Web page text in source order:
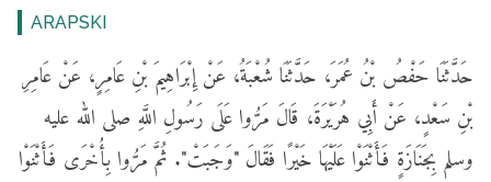
ARAPSKI
حَدَّثَنَا حَفْصُ بْنُ عُمَرَ، حَدَّثَنَا شُعْبَةُ، عَنْ إِبْرَاهِيمَ بْنِ عَامِرٍ، عَنْ عَامِرِ
بْنِ سَعْدٍ، عَنْ أَبِي هُرَيْرَةَ، قَالَ مَرُّوا عَلَى رَسُولِ اللَّهِ صلى الله عليه
وسلم بِجَنَازَةٍ فَأَثْنَوْا عَلَيْهَا خَيْرًا فَقَالَ "وَجَبَتْ". ثُمَّ مَرُّوا بِأُخْرَى فَأَثْنَوْا